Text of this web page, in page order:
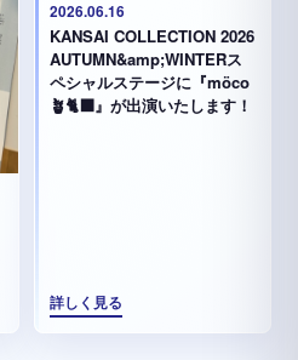
2026.06.16
KANSAI COLLECTION 2026
AUTUMN&amp;WINTERス
ペシャルステージに『möco
🪴🐈‍⬛』が出演いたします！
詳しく見る